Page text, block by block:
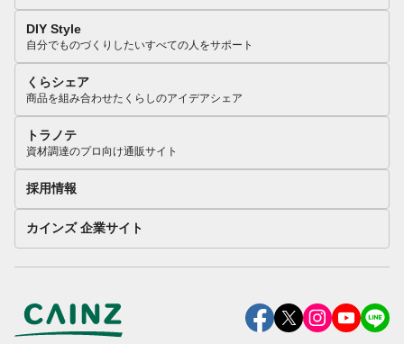
DIY Style
自分でものづくりしたいすべての人をサポート
くらシェア
商品を組み合わせたくらしのアイデアシェア
トラノテ
資材調達のプロ向け通販サイト
採用情報
カインズ 企業サイト